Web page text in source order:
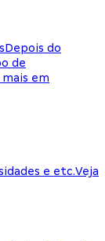
Depois do
de
mais em
e etc.Veja